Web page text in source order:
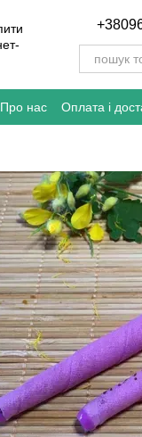
Про нас Оплата і
Відгуки про магазин